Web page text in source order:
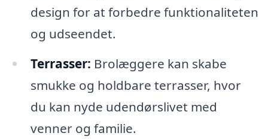
design for at forbedre funktionaliteten
og udseendet.
Terrasser: Brolæggere kan skabe
smukke og holdbare terrasser, hvor
du kan nyde udendørslivet med
venner og familie.